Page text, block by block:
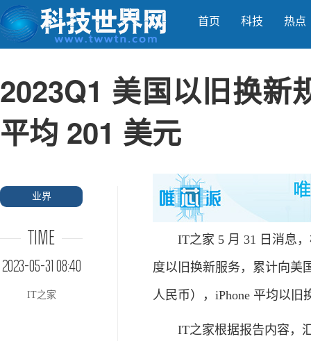
首页 科技 热点
2023Q1 美国以旧换
平均 201 美元
业界
TIME
2023-05-31 08:40
IT之家
IT之家 5 月 31 日消息，
度以旧换新服务，累计向美
人民币），iPhone 平均以旧
IT之家根据报告内容，